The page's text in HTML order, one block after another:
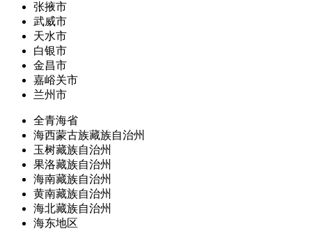
张掖市
武威市
天水市
白银市
金昌市
嘉峪关市
兰州市
全青海省
海西蒙古族藏族自治州
玉树藏族自治州
果洛藏族自治州
海南藏族自治州
黄南藏族自治州
海北藏族自治州
海东地区